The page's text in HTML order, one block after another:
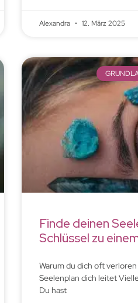
Alexandra 12. März 2025
Finde deinen
Schlüssel zu
Warum du dich oft
Seelenplan dich leitet
Du hast